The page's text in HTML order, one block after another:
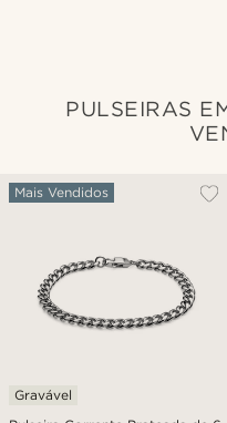
PULSEIRAS
Mais Vendidos
Gravável